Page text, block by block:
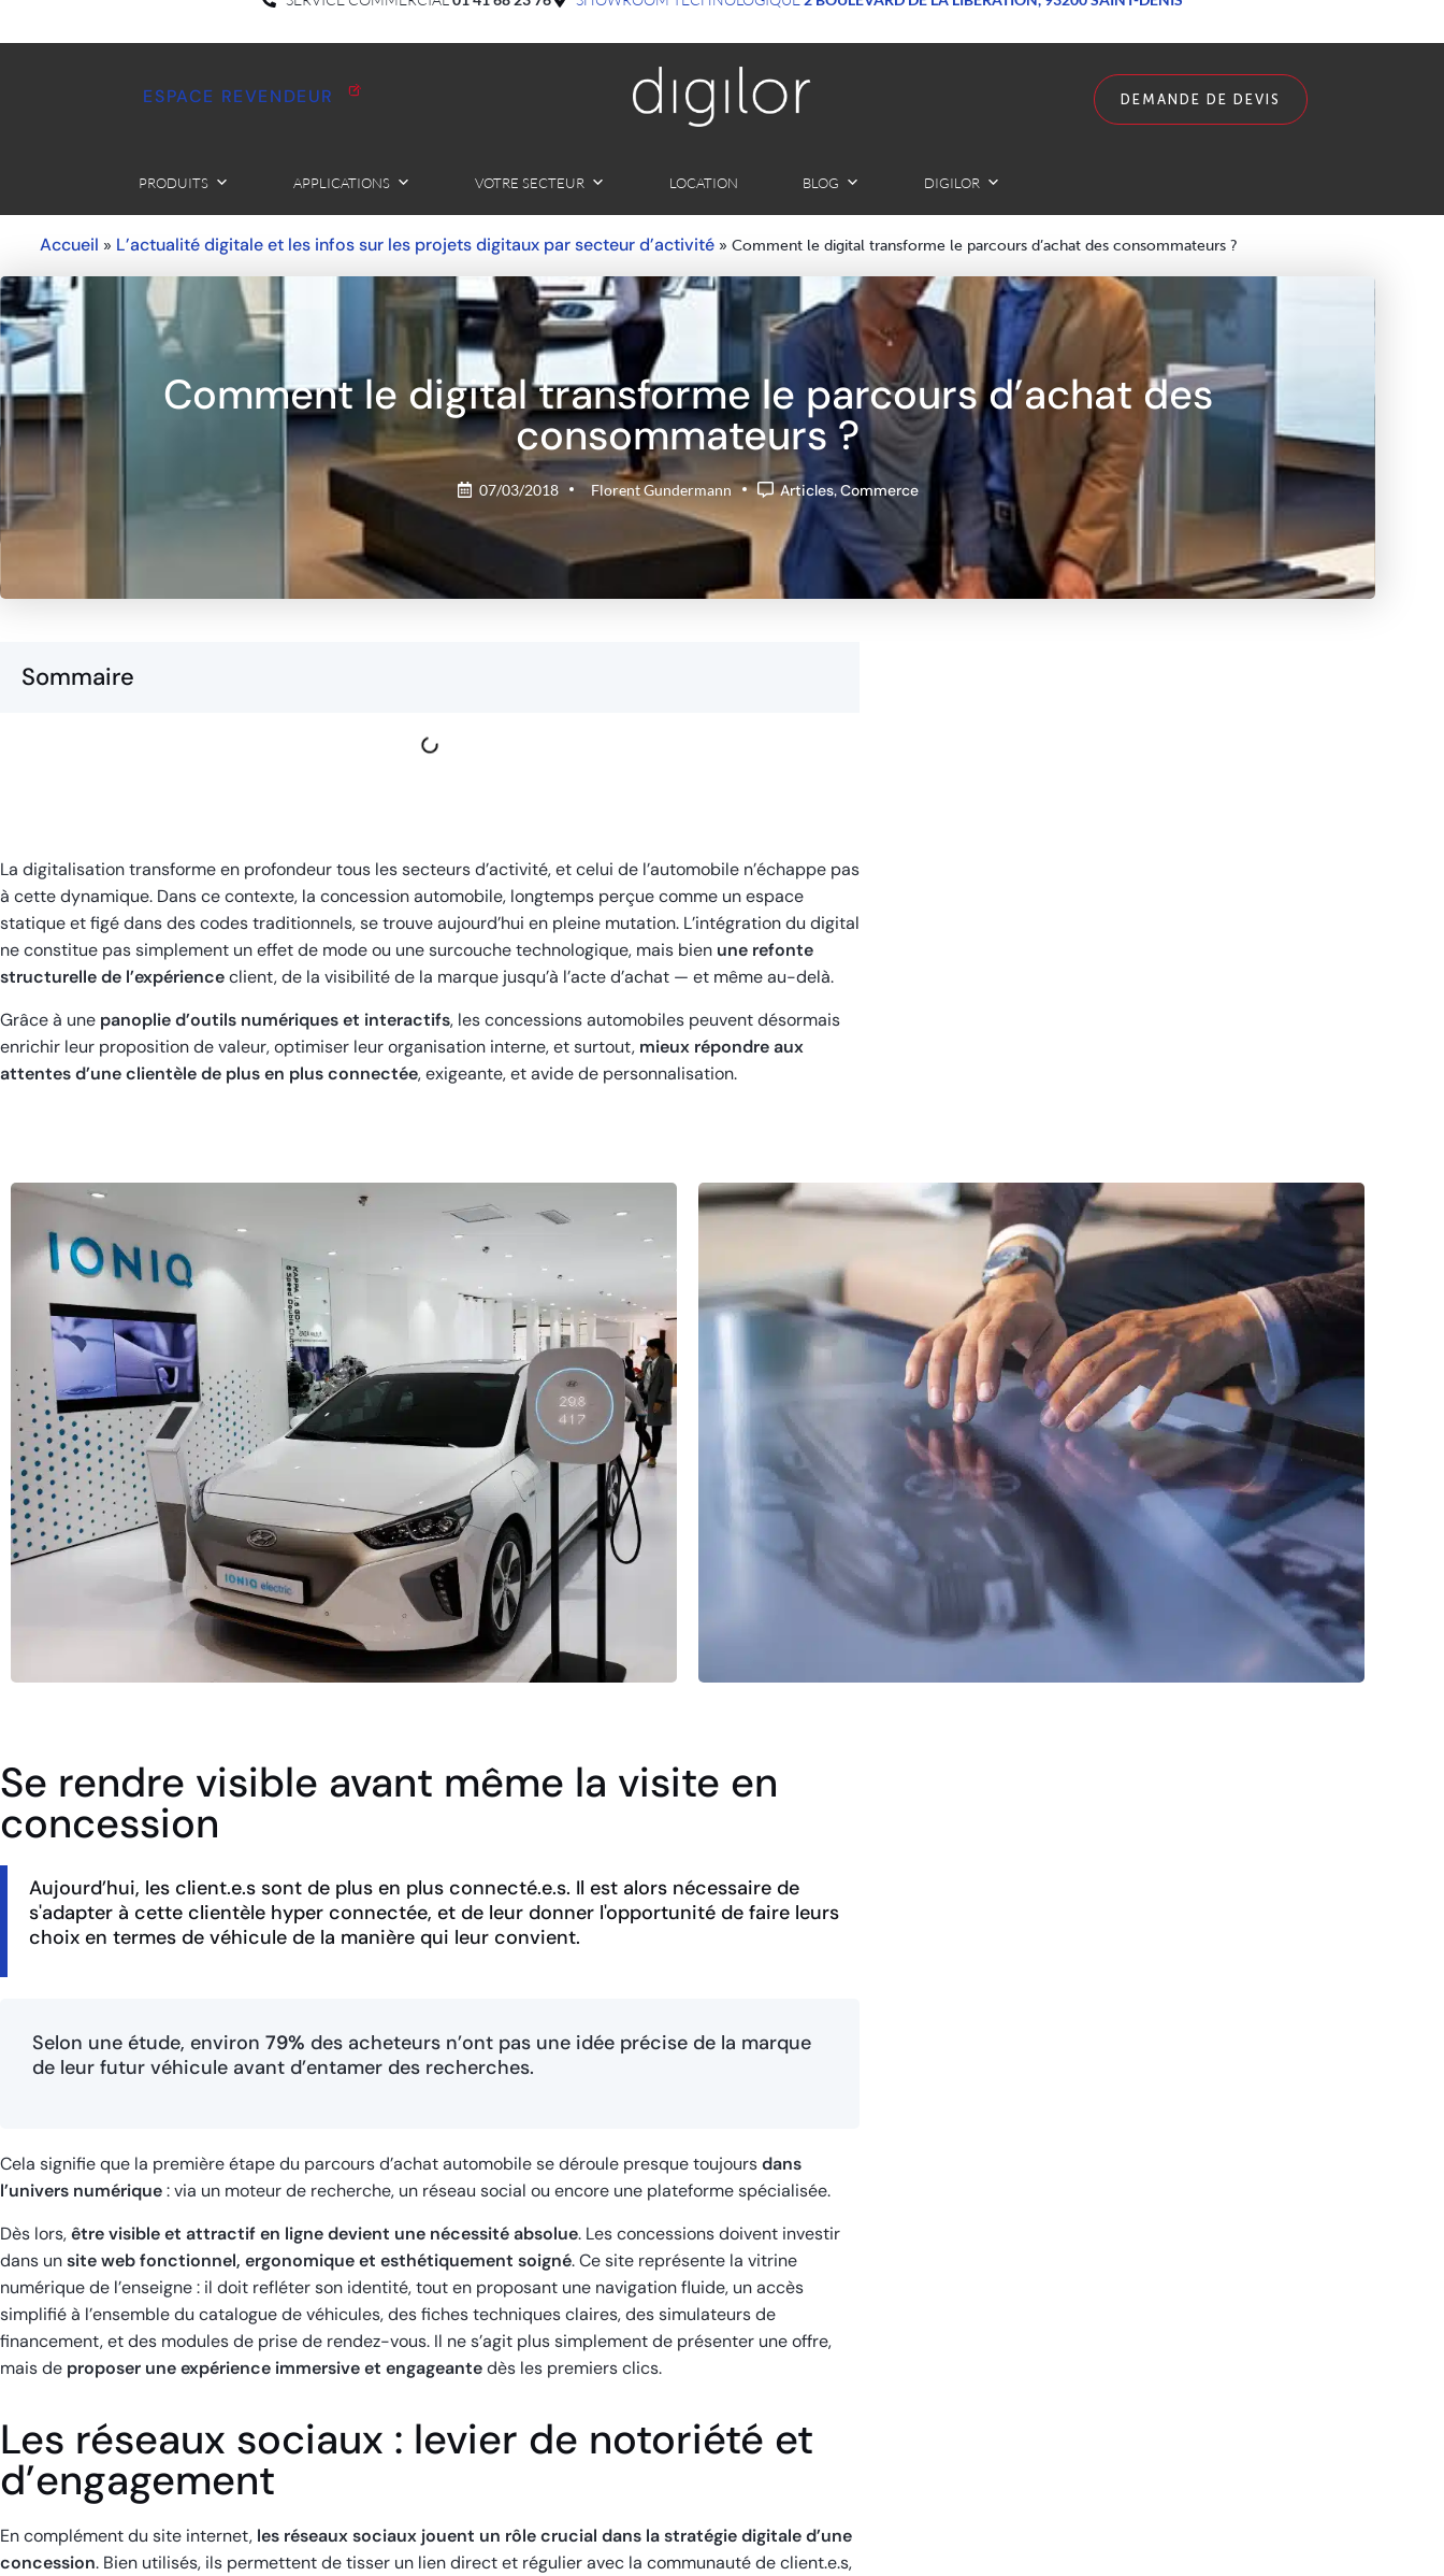
ESPACE REVENDEUR DEMANDE DE DEVIS
PRODUITS APPLICATIONS VOTRE SECTEUR LOCATION BLOG DIGILOR
Accueil » L’actualité digitale et les infos sur les projets digitaux par secteur d’activité » Comment le digital transforme le parcours d’achat des consommateurs ?
Comment le digital transforme le parcours d’achat des
consommateurs ?
07/03/2018 Florent Gundermann Articles,Commerce
Sommaire
La digitalisation transforme en profondeur tous les secteurs d’activité, et celui de l’automobile n’échappe pas
à cette dynamique. Dans ce contexte, la concession automobile, longtemps perçue comme un espace
statique et figé dans des codes traditionnels, se trouve aujourd’hui en pleine mutation. L’intégration du digital
ne constitue pas simplement un effet de mode ou une surcouche technologique, mais bien une refonte
structurelle de l’expérienceclient, de la visibilité de la marque jusqu’à l’acte d’achat — et même au-delà.
Grâce à une panoplie d’outils numériques et interactifs, les concessions automobiles peuvent désormais
enrichir leur proposition de valeur, optimiser leur organisation interne, et surtout, mieux répondre aux
attentes d’une clientèle de plus en plus connectée, exigeante, et avide de personnalisation.
Se rendre visible avant même la visite en
concession
Aujourd’hui, les client.e.s sont de plus en plus connecté.e.s. Il est alors nécessaire de
s'adapter à cette clientèle hyper connectée, et de leur donner l'opportunité de faire leurs
choix en termes de véhicule de la manière qui leur convient.
Selon une étude, environ 79% des acheteurs n’ont pas une idée précise de la marque
de leur futur véhicule avant d’entamer des recherches.
Cela signifie que la première étape du parcours d’achat automobile se déroule presque toujoursdans
l’univers numérique: via un moteur de recherche, un réseau social ou encore une plateforme spécialisée.
Dès lors,être visible et attractif en ligne devient une nécessité absolue. Les concessions doivent investir
dans unsite web fonctionnel, ergonomique et esthétiquement soigné. Ce site représente la vitrine
numérique de l’enseigne : il doit refléter son identité, tout en proposant une navigation fluide, un accès
simplifié à l’ensemble du catalogue de véhicules, des fiches techniques claires, des simulateurs de
financement, et des modules de prise de rendez-vous. Il ne s’agit plus simplement de présenter une offre,
mais de proposer une expérience immersive et engageantedès les premiers clics.
Les réseaux sociaux : levier de notoriété et
d’engagement
En complément du site internet, les réseaux sociaux jouent un rôle crucial dans la stratégie digitale d’une
concession. Bien utilisés, ils permettent de tisser un lien direct et régulier avec la communauté de client.e.s,